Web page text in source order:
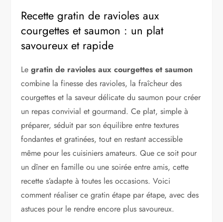
Recette gratin de ravioles aux
courgettes et saumon : un plat
savoureux et rapide
Legratin de ravioles aux courgettes et saumon
combine la finesse des ravioles, la fraîcheur des
courgettes et la saveur délicate du saumon pour créer
un repas convivial et gourmand. Ce plat, simple à
préparer, séduit par son équilibre entre textures
fondantes et gratinées, tout en restant accessible
même pour les cuisiniers amateurs. Que ce soit pour
un dîner en famille ou une soirée entre amis, cette
recette s’adapte à toutes les occasions. Voici
comment réaliser ce gratin étape par étape, avec des
astuces pour le rendre encore plus savoureux.